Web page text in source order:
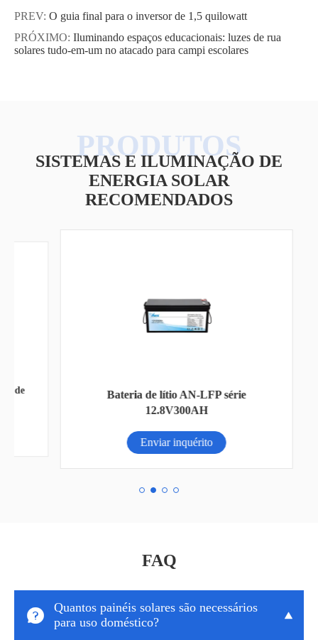
PREV: O guia final para o inversor de 1,5 quilowatt
PRÓXIMO: Iluminando espaços educacionais: luzes de rua
solares tudo-em-um no atacado para campi escolares
SISTEMAS E ILUMINAÇÃO DE
ENERGIA SOLAR
RECOMENDADOS
Bateria de lítio AN-LFP série
12.8V300AH
Enviar inquérito
FAQ

Quantos painéis solares são necessários
para uso doméstico?
